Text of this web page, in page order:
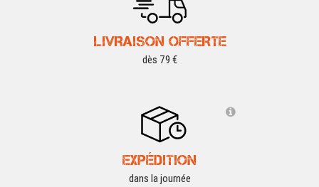
LIVRAISON OFFERTE
dès 79 €
EXPÉDITION
dans la journée